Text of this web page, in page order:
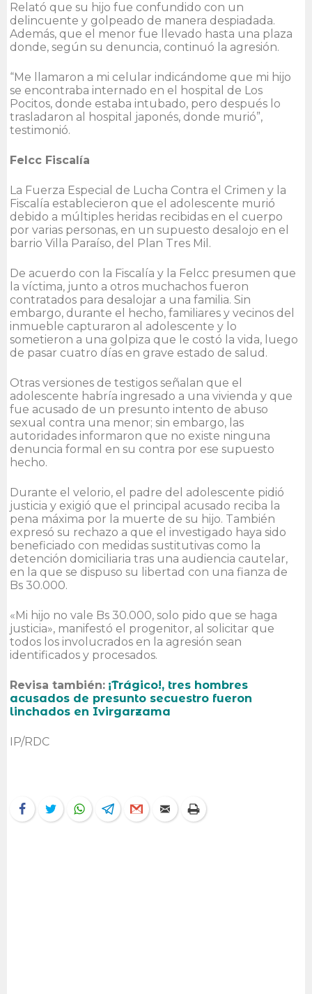
Relató que su hijo fue confundido con un
delincuente y golpeado de manera despiadada.
Además, que el menor fue llevado hasta una plaza
donde, según su denuncia, continuó la agresión.
“Me llamaron a mi celular indicándome que mi hijo
se encontraba internado en el hospital de Los
Pocitos, donde estaba intubado, pero después lo
trasladaron al hospital japonés, donde murió”,
testimonió.
Felcc Fiscalía
La Fuerza Especial de Lucha Contra el Crimen y la
Fiscalía establecieron que el adolescente murió
debido a múltiples heridas recibidas en el cuerpo
por varias personas, en un supuesto desalojo en el
barrio Villa Paraíso, del Plan Tres Mil.
De acuerdo con la Fiscalía y la Felcc presumen que
la víctima, junto a otros muchachos fueron
contratados para desalojar a una familia. Sin
embargo, durante el hecho, familiares y vecinos del
inmueble capturaron al adolescente y lo
sometieron a una golpiza que le costó la vida, luego
de pasar cuatro días en grave estado de salud.
Otras versiones de testigos señalan que el
adolescente habría ingresado a una vivienda y que
fue acusado de un presunto intento de abuso
sexual contra una menor; sin embargo, las
autoridades informaron que no existe ninguna
denuncia formal en su contra por ese supuesto
hecho.
Durante el velorio, el padre del adolescente pidió
justicia y exigió que el principal acusado reciba la
pena máxima por la muerte de su hijo. También
expresó su rechazo a que el investigado haya sido
beneficiado con medidas sustitutivas como la
detención domiciliaria tras una audiencia cautelar,
en la que se dispuso su libertad con una fianza de
Bs 30.000.
«Mi hijo no vale Bs 30.000, solo pido que se haga
justicia», manifestó el progenitor, al solicitar que
todos los involucrados en la agresión sean
identificados y procesados.
Revisa también: ¡Trágico!, tres hombres
acusados de presunto secuestro fueron
linchados en Ivirgarzama
IP/RDC